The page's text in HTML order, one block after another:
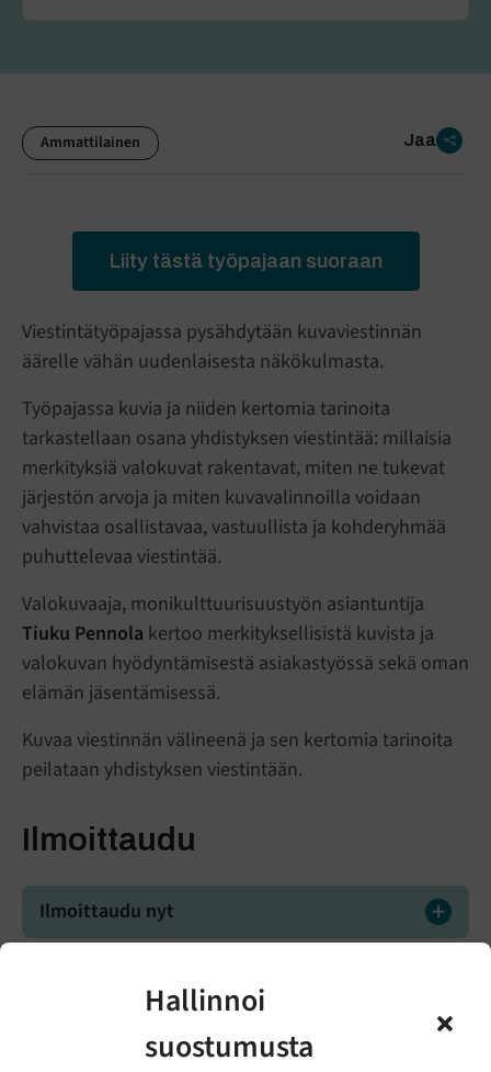
Hallinnoi
suostumusta
Ammattilainen Jaa
Liity tästä työpajaan suoraan
Viestintätyöpajassa pysähdytään kuvaviestinnän
äärelle vähän uudenlaisesta näkökulmasta.
Työpajassa kuvia ja niiden kertomia tarinoita
tarkastellaan osana yhdistyksen viestintää: millaisia
merkityksiä valokuvat rakentavat, miten ne tukevat
järjestön arvoja ja miten kuvavalinnoilla voidaan
vahvistaa osallistavaa, vastuullista ja kohderyhmää
puhuttelevaa viestintää.
Valokuvaaja, monikulttuurisuustyön asiantuntija
Tiuku Pennola kertoo merkityksellisistä kuvista ja
valokuvan hyödyntämisestä asiakastyössä sekä oman
elämän jäsentämisessä.
Kuvaa viestinnän välineenä ja sen kertomia tarinoita
peilataan yhdistyksen viestintään.
Ilmoittaudu
Ilmoittaudu nyt
Lisätietoja